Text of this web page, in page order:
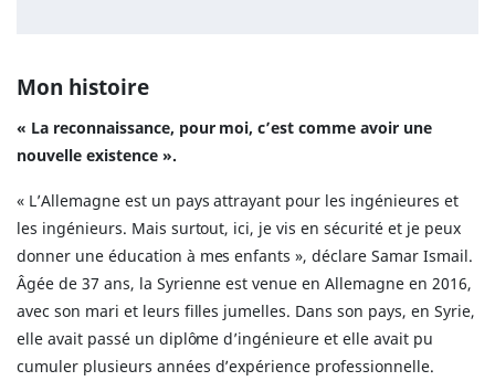
Mon histoire
« La reconnaissance, pour moi, c’est comme avoir une
nouvelle existence ».
« L’Allemagne est un pays attrayant pour les ingénieures et
les ingénieurs. Mais surtout, ici, je vis en sécurité et je peux
donner une éducation à mes enfants », déclare Samar Ismail.
Âgée de 37 ans, la Syrienne est venue en Allemagne en 2016,
avec son mari et leurs filles jumelles. Dans son pays, en Syrie,
elle avait passé un diplôme d’ingénieure et elle avait pu
cumuler plusieurs années d’expérience professionnelle.